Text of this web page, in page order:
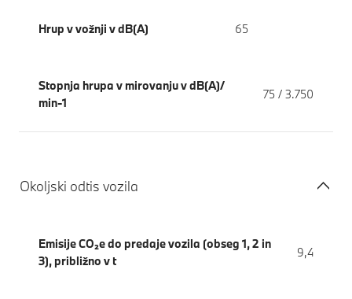
Hrup v vožnji v dB(A) 65
Stopnja hrupa v mirovanju v dB(A)/
min-1
75 / 3.750
Okoljski odtis vozila
Emisije CO₂e do predaje vozila (obseg 1, 2 in
3), približno v t
9,4